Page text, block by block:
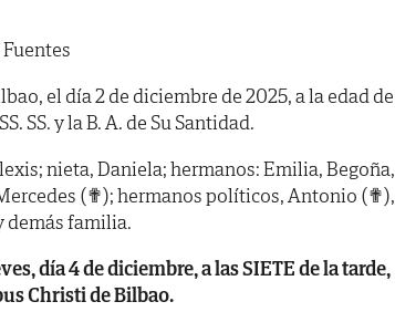
el día 2 de diciembre de 2025, a la edad de
SS. y la B. A. de Su Santidad.
nieta, Daniela; hermanos: Emilia, Begoña,
(✟); hermanos políticos, Antonio (✟),
demás familia.
día 4 de diciembre, a las SIETE de la tarde,
Christi de Bilbao.